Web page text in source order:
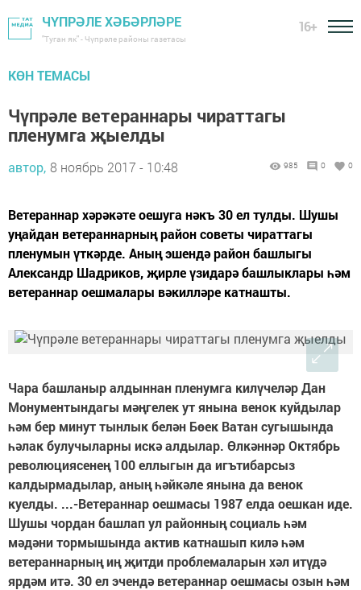
ЧҮПРӘЛЕ ХӘБӘРЛӘРЕ
"Туган як" - Чүпрәле районы газетасы
16+
КӨН ТЕМАСЫ
Чүпрәле ветераннары чираттагы
пленумга җыелды
автор, 8 ноябрь 2017 - 10:48 985 0 0
Ветераннар хәрәкәте оешуга нәкъ 30 ел тулды. Шушы
уңайдан ветераннарның район советы чираттагы
пленумын үткәрде. Аның эшендә район башлыгы
Александр Шадриков, җирле үзидарә башлыклары һәм
ветераннар оешмалары вәкилләре катнашты.
Чара башланыр алдыннан пленумга килүчеләр Дан
Монументындагы мәңгелек ут янына венок куйдылар
һәм бер минут тынлык белән Бөек Ватан сугышында
һәлак булучыларны искә алдылар. Өлкәннәр Октябрь
революциясенең 100 еллыгын да игътибарсыз
калдырмадылар, аның һәйкәле янына да венок
куелды. ...-Ветераннар оешмасы 1987 елда оешкан иде.
Шушы чордан башлап ул районның социаль һәм
мәдәни тормышында актив катнашып килә һәм
ветераннарның иң җитди проблемаларын хәл итүдә
ярдәм итә. 30 ел эчендә ветераннар оешмасы озын һәм